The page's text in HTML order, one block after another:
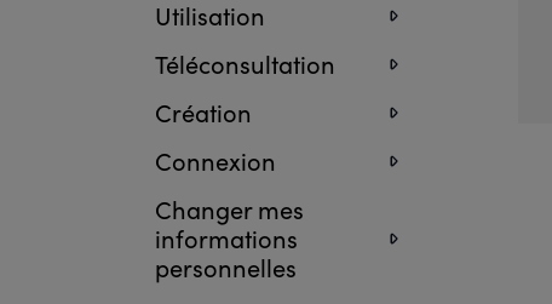
Utilisation
Téléconsultation
Création
Connexion
Changer mes
informations
personnelles